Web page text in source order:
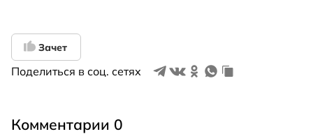
Зачет
Поделиться в соц. сетях
Комментарии 0